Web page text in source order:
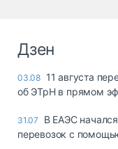
Дзен
03.08 11 августа
об ЭТрН в прямом
31.07
В ЕАЭС
перевозок с